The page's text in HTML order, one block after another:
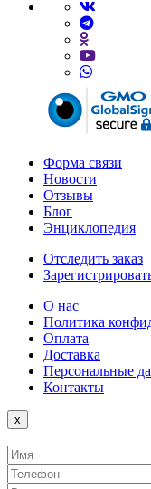
Форма связи
Новости
Отзывы
Блог
Энциклопедия
Отследить заказ
О нас
Политика
Оплата
Доставка
Персональные
Контакты
x